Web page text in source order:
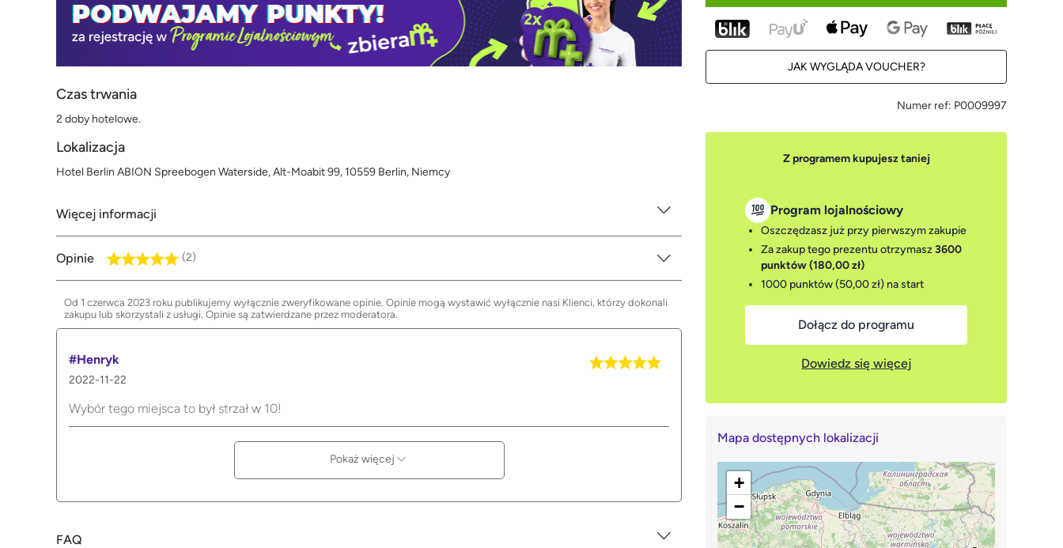
Czas trwania
2 doby hotelowe.
Lokalizacja
Hotel Berlin ABION Spreebogen Waterside, Alt-Moabit 99, 10559 Berlin, Niemcy
Więcej informacji
Opinie (2)
Od 1 czerwca 2023 roku publikujemy wyłącznie zweryfikowane opinie. Opinie mogą wystawić wyłącznie nasi Klienci, którzy dokonali
zakupu lub skorzystali z usługi. Opinie są zatwierdzane przez moderatora.
#Henryk
2022-11-22
Wybór tego miejsca to był strzał w 10!
Pokaż więcej
FAQ
JAK WYGLĄDA VOUCHER?
Numer ref: P0009997
Z programem kupujesz taniej
Program lojalnościowy
Oszczędzasz już przy pierwszym zakupie
Za zakup tego prezentu otrzymasz3600
punktów (180,00 zł)
1000 punktów (50,00 zł) na start
Dołącz do programu
Dowiedz się więcej
Mapa dostępnych lokalizacji
+
−